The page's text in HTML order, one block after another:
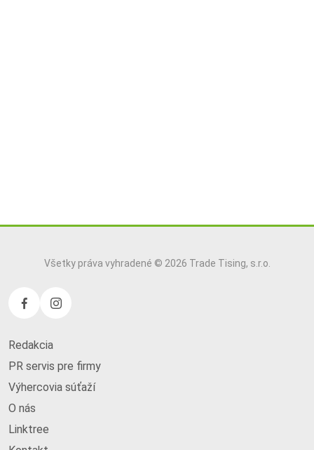
Všetky práva vyhradené © 2026 Trade Tising, s.r.o.
Redakcia
PR servis pre firmy
Výhercovia súťaží
O nás
Linktree